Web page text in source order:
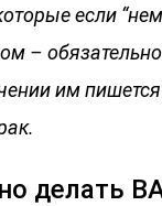
если
–
им пишется
делать